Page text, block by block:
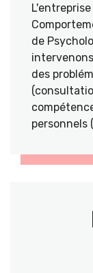
de
des
personnels